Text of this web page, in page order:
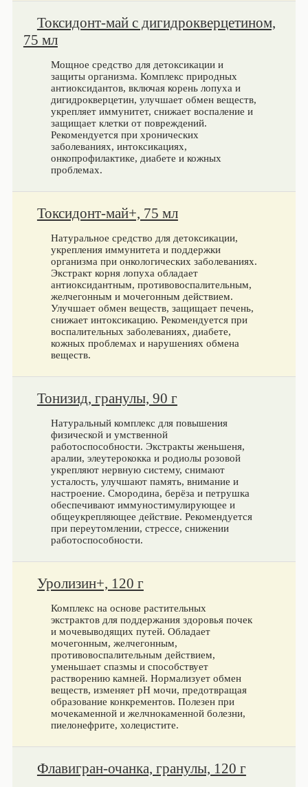
Токсидонт-май с дигидрокверцетином,
75 мл
Мощное средство для детоксикации и
защиты организма. Комплекс природных
антиоксидантов, включая корень лопуха и
дигидрокверцетин, улучшает обмен веществ,
укрепляет иммунитет, снижает воспаление и
защищает клетки от повреждений.
Рекомендуется при хронических
заболеваниях, интоксикациях,
онкопрофилактике, диабете и кожных
проблемах.
Токсидонт-май+, 75 мл
Натуральное средство для детоксикации,
укрепления иммунитета и поддержки
организма при онкологических заболеваниях.
Экстракт корня лопуха обладает
антиоксидантным, противовоспалительным,
желчегонным и мочегонным действием.
Улучшает обмен веществ, защищает печень,
снижает интоксикацию. Рекомендуется при
воспалительных заболеваниях, диабете,
кожных проблемах и нарушениях обмена
веществ.
Тонизид, гранулы, 90 г
Натуральный комплекс для повышения
физической и умственной
работоспособности. Экстракты женьшеня,
аралии, элеутерококка и родиолы розовой
укрепляют нервную систему, снимают
усталость, улучшают память, внимание и
настроение. Смородина, берёза и петрушка
обеспечивают иммуностимулирующее и
общеукрепляющее действие. Рекомендуется
при переутомлении, стрессе, снижении
работоспособности.
Уролизин+, 120 г
Комплекс на основе растительных
экстрактов для поддержания здоровья почек
и мочевыводящих путей. Обладает
мочегонным, желчегонным,
противовоспалительным действием,
уменьшает спазмы и способствует
растворению камней. Нормализует обмен
веществ, изменяет pH мочи, предотвращая
образование конкрементов. Полезен при
мочекаменной и желчнокаменной болезни,
пиелонефрите, холецистите.
Флавигран-очанка, гранулы, 120 г